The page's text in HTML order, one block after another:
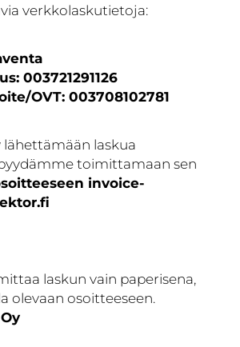
verkkolaskutietoja:
003721291126
OVT: 003708102781
lähettämään laskua
toimittamaan sen
invoice-
laskun vain paperisena,
olevaan osoitteeseen.